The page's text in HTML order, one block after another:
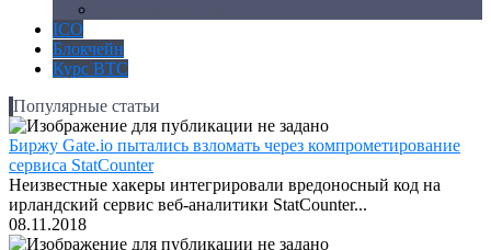
ICO
Блокчейн
Курс BTC
Популярные статьи
Биржу Gate.io пытались взломать через компрометирование
сервиса StatCounter
Неизвестные хакеры интегрировали вредоносный код на
ирландский сервис веб-аналитики StatCounter...
08.11.2018